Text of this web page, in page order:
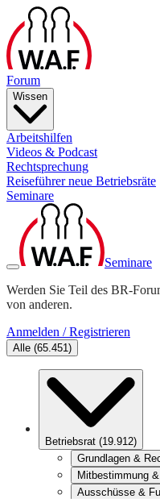
Forum
Wissen
Arbeitshilfen
Videos & Podcast
Rechtsprechung
Reiseführer neue Betriebsräte
Seminare
Seminare
Werden Sie Teil des BR-
von anderen.
Anmelden / Registrieren
Alle (65.451)
Betriebsrat (19.912)
Grundlagen &
Mitbestimmung
Ausschüsse &